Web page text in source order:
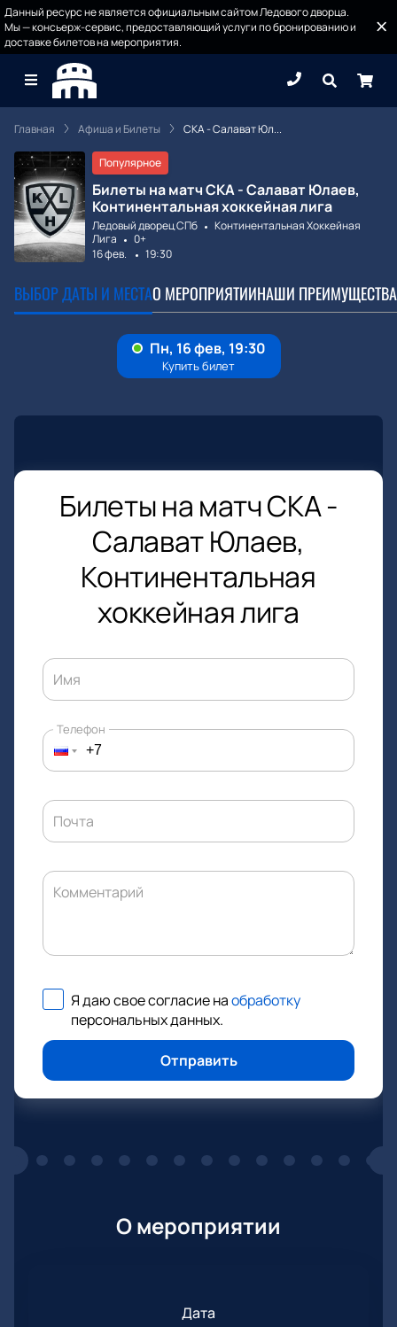
Данный ресурс не является официальным сайтом Ледового дворца.
Мы — консьерж-сервис, предоставляющий услуги по бронированию и
доставке билетов на мероприятия.
Главная Афиша и Билеты СКА - Салават Юл...
Популярное
Билеты на матч СКА - Салават Юлаев,
Континентальная хоккейная лига
Ледовый дворец СПб
Континентальная Хоккейная
Лига
0+
16 фев.
19:30
ВЫБОР ДАТЫ И МЕСТАО МЕРОПРИЯТИИНАШИ ПРЕИМУЩЕСТВА
Билеты на матч СКА -
Салават Юлаев,
Континентальная
хоккейная лига
Имя
Телефон
Почта
Комментарий
Я даю свое согласие наобработку
персональных данных.
Отправить
О мероприятии
Дата